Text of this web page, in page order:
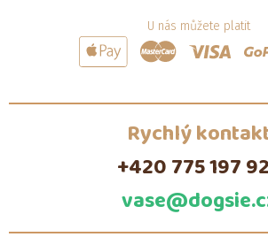
U nás můžete platit
Rychlý
+420 775 197